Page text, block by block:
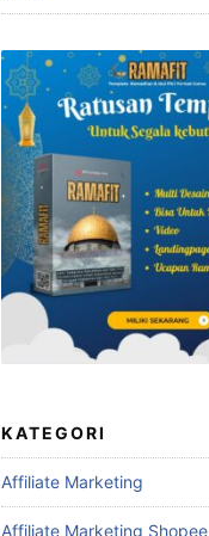
KATEGORI
Affiliate Marketing
Affiliate Marketing Shopee